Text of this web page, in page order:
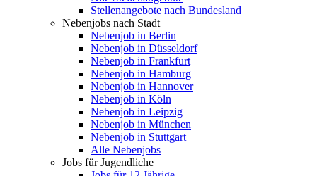
Stellenangebote nach Bundesland
Nebenjobs nach Stadt
Nebenjob in Berlin
Nebenjob in Düsseldorf
Nebenjob in Frankfurt
Nebenjob in Hamburg
Nebenjob in Hannover
Nebenjob in Köln
Nebenjob in Leipzig
Nebenjob in München
Nebenjob in Stuttgart
Alle Nebenjobs
Jobs für Jugendliche